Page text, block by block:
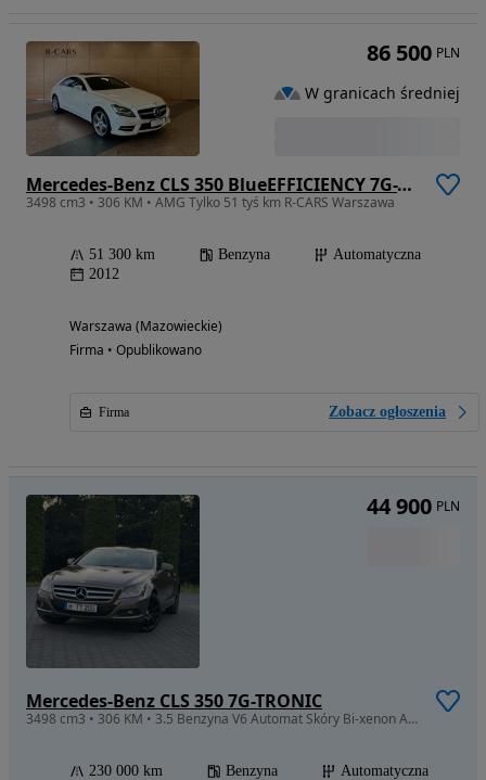
Mercedes-Benz CLS 350 BlueEFFICIENCY 7G-TRONIC
3498 cm3 • 306 KM • AMG Tylko 51 tyś km R-CARS Warszawa
51 300 km Benzyna
Automatyczna
2012
Warszawa (Mazowieckie)
Firma • Opublikowano
Firma Zobacz ogłoszenia
86 500 PLN
W granicach średniej
Mercedes-Benz CLS 350 7G-TRONIC
3498 cm3 • 306 KM • 3.5 Benzyna V6 Automat Skóry Bi-xenon Alufelgi 19" Serwis 2 Klucze
230 000 km Benzyna
Automatyczna
44 900 PLN